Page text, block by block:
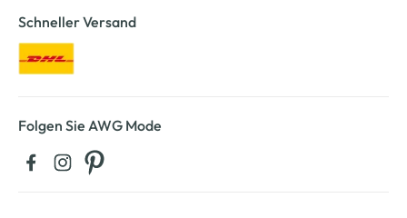
Schneller Versand
Folgen Sie AWG Mode